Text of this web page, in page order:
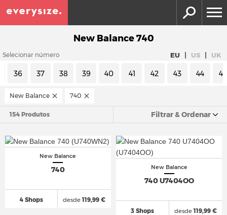
New Balance 740
Selecionar número EU | US | UK
36 37 38 39 40 41 42 43 44 45
New Balance 740
154 Produtos Filtrar & Ordenar
New Balance
740
4 Shops desde119,99 €
New Balance
740 U7404OO
3 Shops desde119,99 €